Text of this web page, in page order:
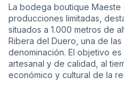
La bodega boutique Maeste
producciones limitadas,
situados a 1.000 metros de
Ribera del Duero, una de
denominación. El objetivo
artesanal y de calidad, al
económico y cultural de la